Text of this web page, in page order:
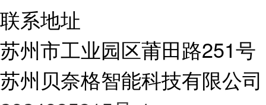
联系地址
苏州市工业园区莆田路251号
苏州贝奈格智能科技有限公